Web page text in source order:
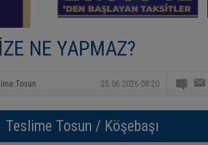
NE YAPMAZ?
Tosun 25.06.2026 08:20
Teslime Tosun / Köşebaşı